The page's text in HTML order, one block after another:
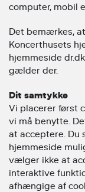
computer, mobil
Det bemærkes,
Koncerthusets
hjemmeside
gælder der.
Dit samtykke
Vi placerer først
vi må benytte.
at acceptere.
hjemmeside
vælger ikke at
interaktive
afhængige af